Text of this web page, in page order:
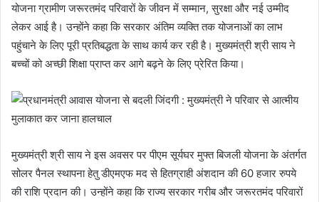
योजना ग्रामीण जरूरतमंद परिवारों के जीवन में सम्मान, सुरक्षा और नई उम्मीद
लेकर आई है। उन्होंने कहा कि सरकार अंतिम व्यक्ति तक योजनाओं का लाभ
पहुंचाने के लिए पूरी प्रतिबद्धता के साथ कार्य कर रही है। मुख्यमंत्री श्री साय ने
बच्चों को अच्छी शिक्षा प्राप्त कर आगे बढ़ने के लिए प्रेरित किया।
मुख्यमंत्री श्री साय ने इस अवसर पर पीएम सूर्यघर मुफ्त बिजली योजना के अंतर्गत
सोलर पैनल स्थापना हेतु डीएमएफ मद से हितग्राही अंशदान की 60 हजार रुपये
की राशि प्रदान की। उन्होंने कहा कि राज्य सरकार गरीब और जरूरतमंद परिवारों